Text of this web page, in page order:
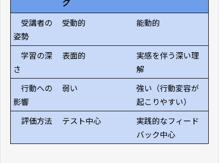
グ
受講者の
姿勢
受動的 能動的
学習の深
さ
表面的
実感を伴う深い理
解
行動への
影響
弱い
強い（行動変容が
起こりやすい）
評価方法
テスト中心
実践的なフィード
バック中心